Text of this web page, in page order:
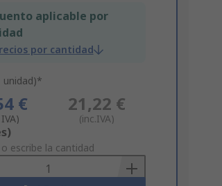
aplicable por
por cantidad
unidad)*
€ 21,22 €
(inc.IVA)
escribe la cantidad